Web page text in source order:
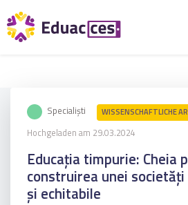
Specialiști WISSENSCHAFTLICHE
Hochgeladen am 29.03.2024
Educația timpurie: Cheia
construirea unei
și echitabile